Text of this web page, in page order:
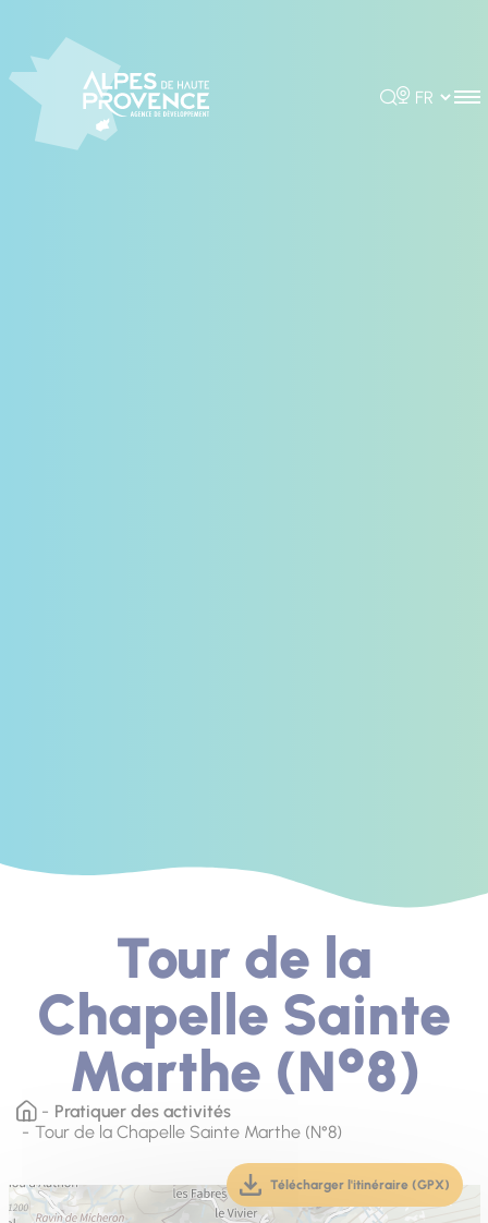
Rechercher
Choisir la
Tour de la
Chapelle Sainte
Marthe (N°8)
Pratiquer des activités
Tour de la Chapelle Sainte Marthe (N°8)
Télécharger l'itinéraire (GPX)
(téléchargement,